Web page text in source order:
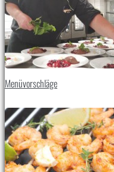
Menüvorschläge